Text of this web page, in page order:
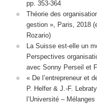
pp. 353-364
Théorie des
gestion », Paris, 2018
Rozario)
La Suisse est-elle un
Perspectives
avec Sonny Perseil et
« De l’entrepreneur et
P. Helfer & J.-F.
l’Université –